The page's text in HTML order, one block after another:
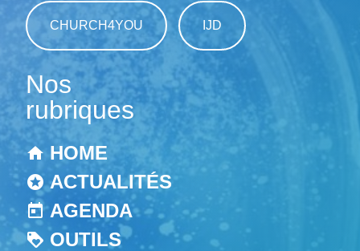
CHURCH4YOU IJD
Nos
rubriques
HOME
ACTUALITÉS
AGENDA
OUTILS